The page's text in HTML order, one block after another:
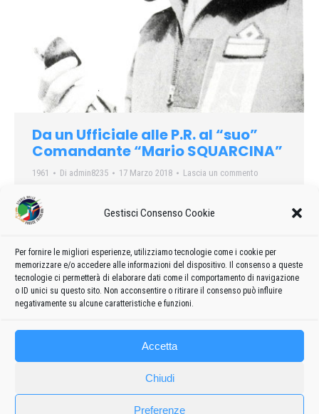
Gestisci Consenso Cookie
Per fornire le migliori esperienze, utilizziamo tecnologie come i cookie per
memorizzare e/o accedere alle informazioni del dispositivo. Il consenso a queste
tecnologie ci permetterà di elaborare dati come il comportamento di navigazione
o ID unici su questo sito. Non acconsentire o ritirare il consenso può influire
negativamente su alcune caratteristiche e funzioni.
Accetta
Chiudi
Preferenze
Da un Ufficiale alle P.R. al “suo”
Comandante “Mario SQUARCINA”
1961 Di admin8235 17 Marzo 2018 Lascia un commento
Quale Ufficiale addetto alle Pubbliche Relazioni e Speaker, ho
vissuto per oltre due anni a fianco del Magg. Pil. Mario
← 1 2